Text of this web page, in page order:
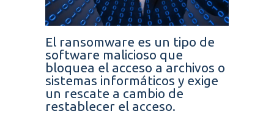
El ransomware es un tipo de
software malicioso que
bloquea el acceso a archivos o
sistemas informáticos y exige
un rescate a cambio de
restablecer el acceso.